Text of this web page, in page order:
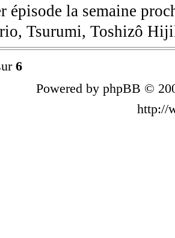
épisode la semaine
Tsurumi, Toshizô
6
Powered by phpBB ©
http://